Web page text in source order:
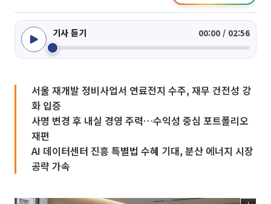
기사 듣기 00:00 / 02:56
서울 재개발 정비사업서 연료전지 수주, 재무 건전성 강
화 입증
사명 변경 후 내실 경영 주력…수익성 중심 포트폴리오
재편
AI 데이터센터 진흥 특별법 수혜 기대, 분산 에너지 시장
공략 가속